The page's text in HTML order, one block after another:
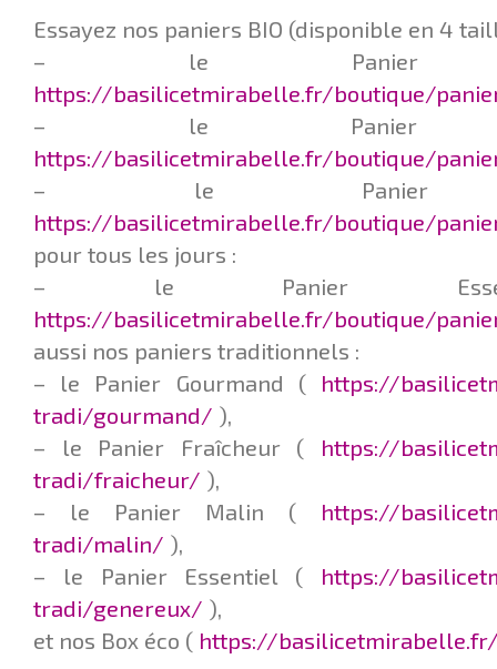
Essayez nos paniers BIO (disponible en 4
– le Panier
https://basilicetmirabelle.fr/boutique/
– le Panier
https://basilicetmirabelle.fr/boutique/
– le Panier
https://basilicetmirabelle.fr/boutique/
pour tous les jours :
– le Panier
https://basilicetmirabelle.fr/boutique/
aussi nos paniers traditionnels :
– le Panier Gourmand ( https://
tradi/gourmand/ ),
– le Panier Fraîcheur ( https://
tradi/fraicheur/ ),
– le Panier Malin ( https://
tradi/malin/ ),
– le Panier Essentiel ( https://
tradi/genereux/ ),
et nos Box éco ( https://